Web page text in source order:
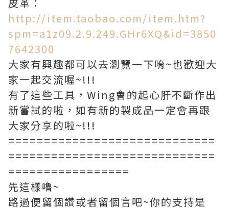
http://item.taobao.com/item.htm?
spm=a1z09.2.9.249.GHr6XQ&id=3850
7642300
大家有興趣都可以去瀏覽一下唷~也歡迎大
家一起交流喔~!!!
有了這些工具，Wing會的起心肝不斷作出
新嘗試的啦，如有新的製成品一定會再跟
大家分享的啦~!!!
=============================
=============================
=================
先這樣嚕~
路過便留個讚或者留個言吧~你的支持是